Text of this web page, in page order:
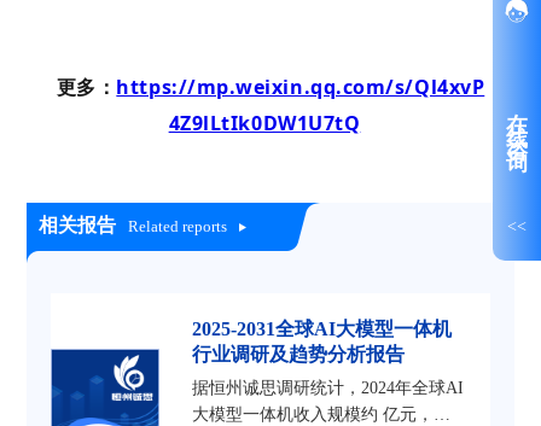
在线咨询
<<
更多： https://mp.weixin.qq.com/s/Ql4xvP
4Z9lLtIk0DW1U7tQ
相关报告 Related reports
2025-2031全球AI大模型一体机
行业调研及趋势分析报告
据恒州诚思调研统计，2024年全球AI
大模型一体机收入规模约 亿元，到